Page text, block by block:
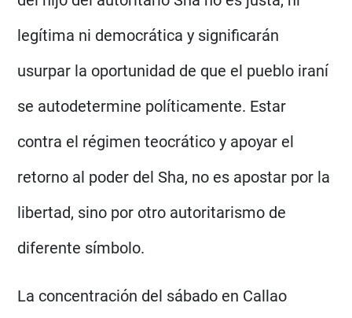
legítima ni democrática y significarán
usurpar la oportunidad de que el pueblo iraní
se autodetermine políticamente. Estar
contra el régimen teocrático y apoyar el
retorno al poder del Sha, no es apostar por la
libertad, sino por otro autoritarismo de
diferente símbolo.
La concentración del sábado en Callao